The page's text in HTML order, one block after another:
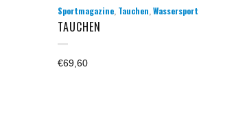
Sportmagazine, Tauchen Wassersport
TAUCHEN
€69,60